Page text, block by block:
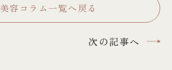
次の記事へ
美容コラム一覧へ戻る